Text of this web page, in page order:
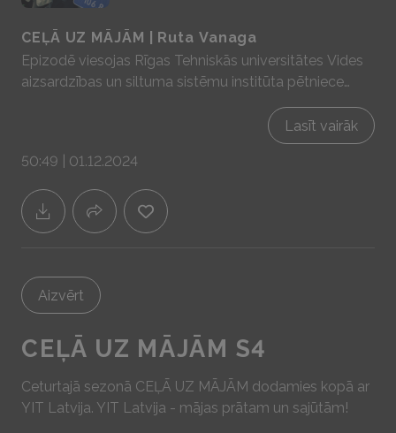
CEĻĀ UZ MĀJĀM | Ruta Vanaga
Epizodē viesojas Rīgas Tehniskās universitātes Vides
aizsardzības un siltuma sistēmu institūta pētniece
inženierzinātņu doktore Ruta Vanaga. Ruta meklē
atbildes uz mums visiem tik ļoti būtiskajiem
energoefektivitātes jautājumiem raugoties dabā, tās
procesos un tās principus ievieš jaunās tehnoloģijās.
Sadarbībā ar YIT Latvija - mājas prātam un sajūtām!
www.yit.lv
Lasīt vairāk
50:49 | 01.12.2024
Aizvērt
CEĻĀ UZ MĀJĀM S4
Ceturtajā sezonā CEĻĀ UZ MĀJĀM dodamies kopā ar
YIT Latvija . YIT Latvija - mājas prātam un sajūtām!